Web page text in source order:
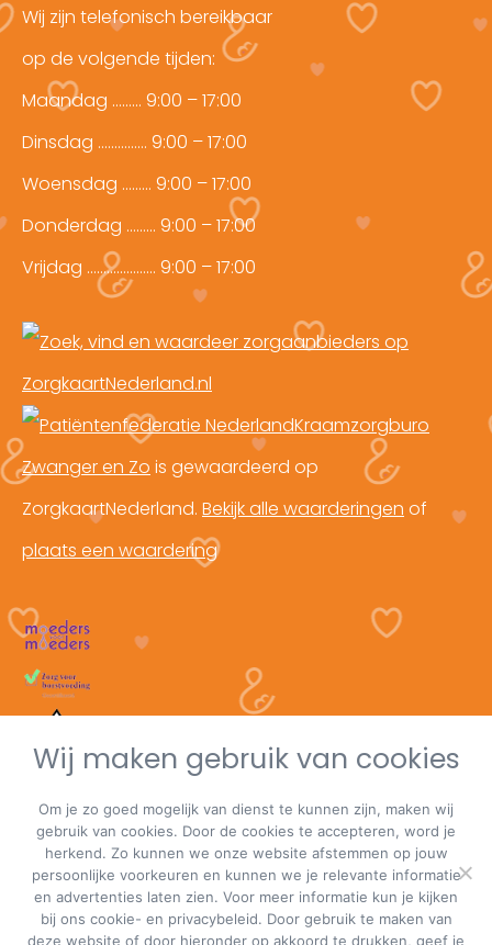
windowwindow
Wij zijn telefonisch bereikbaar
op de volgende tijden:
Maandag ……… 9:00 – 17:00
Dinsdag …………… 9:00 – 17:00
Woensdag ……… 9:00 – 17:00
Donderdag ……… 9:00 – 17:00
Vrijdag ………………… 9:00 – 17:00
Kraamzorgburo
Zwanger en Zo is gewaardeerd op
ZorgkaartNederland. Bekijk alle waarderingen of
plaats een waardering
Wij maken gebruik van cookies
Om je zo goed mogelijk van dienst te kunnen zijn, maken wij
gebruik van cookies. Door de cookies te accepteren, word je
herkend. Zo kunnen we onze website afstemmen op jouw
persoonlijke voorkeuren en kunnen we je relevante informatie
en advertenties laten zien. Voor meer informatie kun je kijken
bij ons cookie- en privacybeleid. Door gebruik te maken van
deze website of door hieronder op akkoord te drukken, geef je